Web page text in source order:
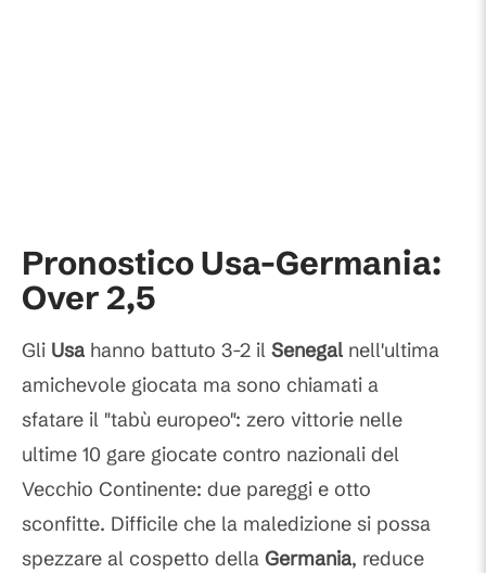
Pronostico Usa-Germania:
Over 2,5
Gli Usa hanno battuto 3-2 il Senegal nell'ultima
amichevole giocata ma sono chiamati a
sfatare il "tabù europeo": zero vittorie nelle
ultime 10 gare giocate contro nazionali del
Vecchio Continente: due pareggi e otto
sconfitte. Difficile che la maledizione si possa
spezzare al cospetto della Germania, reduce